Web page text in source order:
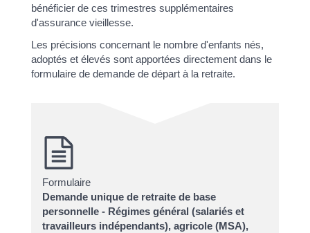
bénéficier de ces trimestres supplémentaires
d'assurance vieillesse.
Les précisions concernant le nombre d'enfants nés,
adoptés et élevés sont apportées directement dans le
formulaire de demande de départ à la retraite.
Formulaire
Demande unique de retraite de base
personnelle - Régimes général (salariés et
travailleurs indépendants), agricole (MSA),